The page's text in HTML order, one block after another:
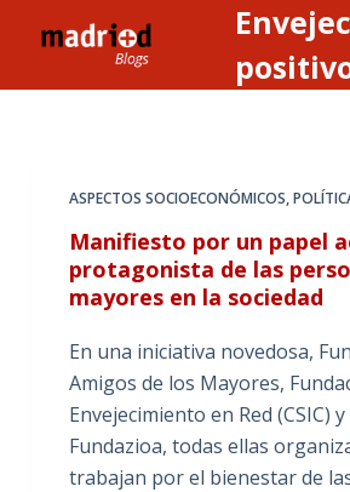
l
ASPECTOS SOCIOECONÓMICOS,
Manifiesto por un papel
protagonista de las
mayores en la sociedad
En una iniciativa novedosa,
Amigos de los Mayores,
Envejecimiento en Red (CSIC)
Fundazioa, todas ellas
trabajan por el bienestar de